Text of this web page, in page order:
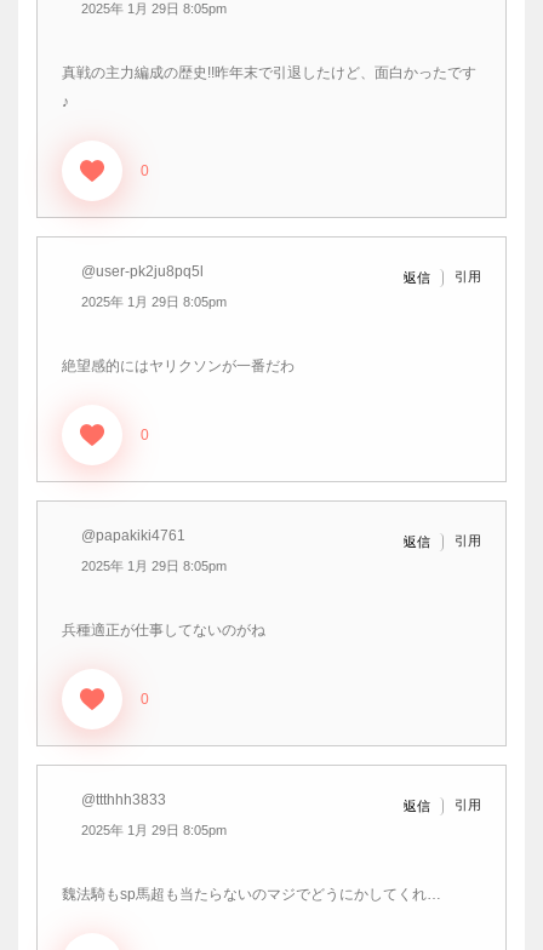
2025年 1月 29日 8:05pm
真戦の主力編成の歴史!!昨年末で引退したけど、面白かったです
♪
0
@user-pk2ju8pq5l
2025年 1月 29日 8:05pm
返信 引用
絶望感的にはヤリクソンが一番だわ
0
@papakiki4761
2025年 1月 29日 8:05pm
返信 引用
兵種適正が仕事してないのがね
0
@ttthhh3833
2025年 1月 29日 8:05pm
返信 引用
魏法騎もsp馬超も当たらないのマジでどうにかしてくれ…